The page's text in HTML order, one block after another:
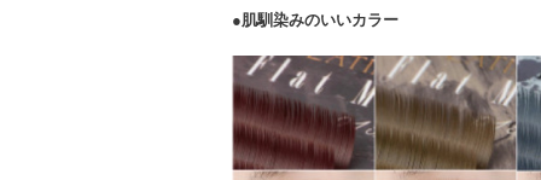
●肌馴染みのいいカラー